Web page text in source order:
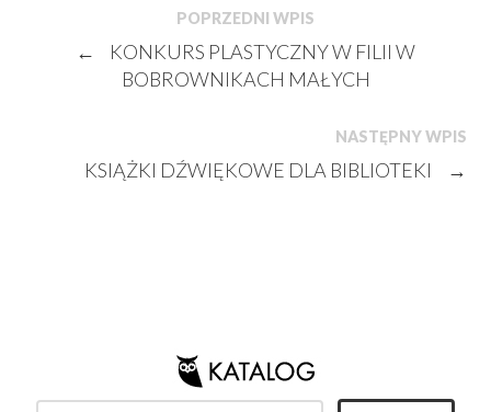
POPRZEDNI WPIS
←
KONKURS PLASTYCZNY W FILII W
BOBROWNIKACH MAŁYCH
NASTĘPNY WPIS
KSIĄŻKI DŹWIĘKOWE DLA BIBLIOTEKI →